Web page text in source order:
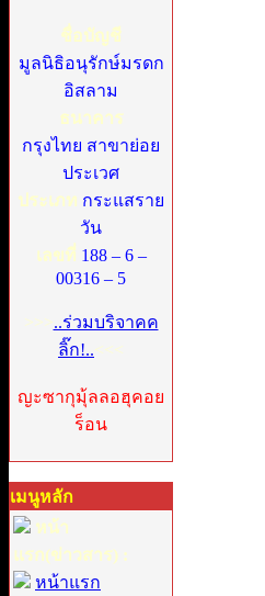
ชื่อบัญชี
มูลนิธิอนุรักษ์มรดก
อิสลาม
ธนาคาร
กรุงไทย สาขาย่อย
ประเวศ
ประเภท กระแสราย
วัน
เลขที่ 188 – 6 –
00316 – 5
>>>..ร่วมบริจาคค
ลิ๊ก!..<<<
ญะซากุมุ้ลลอฮุคอย
ร็อน
เมนูหลัก
หน้า
แรก(ข่าวสาร) :
หน้าแรก